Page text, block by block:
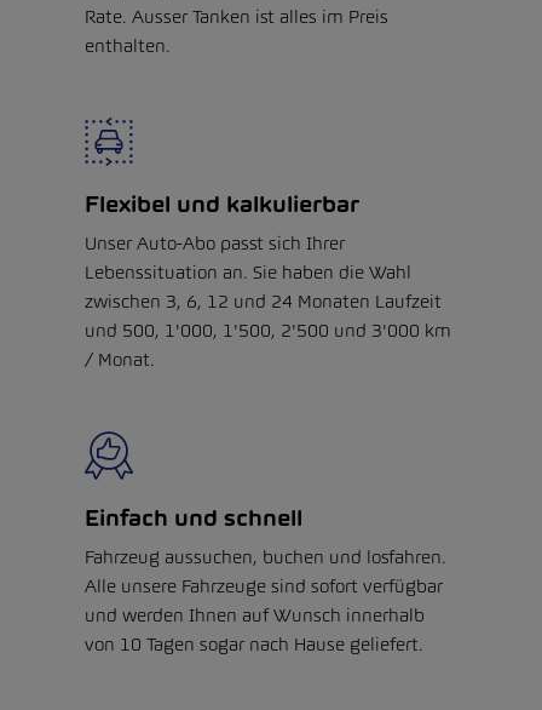
Rate. Ausser Tanken ist alles im Preis
enthalten.
Flexibel und kalkulierbar
Unser Auto-Abo passt sich Ihrer
Lebenssituation an. Sie haben die Wahl
zwischen 3, 6, 12 und 24 Monaten Laufzeit
und 500, 1'000, 1'500, 2'500 und 3'000 km
/ Monat.
Einfach und schnell
Fahrzeug aussuchen, buchen und losfahren.
Alle unsere Fahrzeuge sind sofort verfügbar
und werden Ihnen auf Wunsch innerhalb
von 10 Tagen sogar nach Hause geliefert.